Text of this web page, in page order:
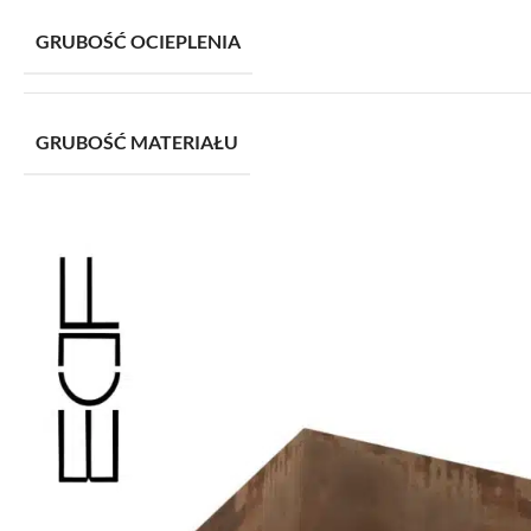
GRUBOŚĆ OCIEPLENIA
GRUBOŚĆ MATERIAŁU